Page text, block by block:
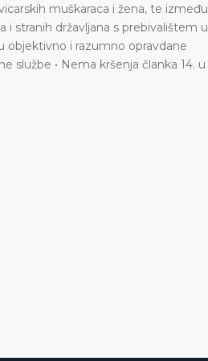
muškaraca i žena, te između
i stranih državljana s prebivalištem u
objektivno i razumno opravdane
službe • Nema kršenja članka 14. u